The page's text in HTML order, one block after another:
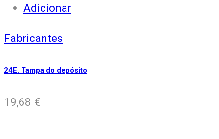
Adicionar
Fabricantes
24E. Tampa do depósito
19,68 €